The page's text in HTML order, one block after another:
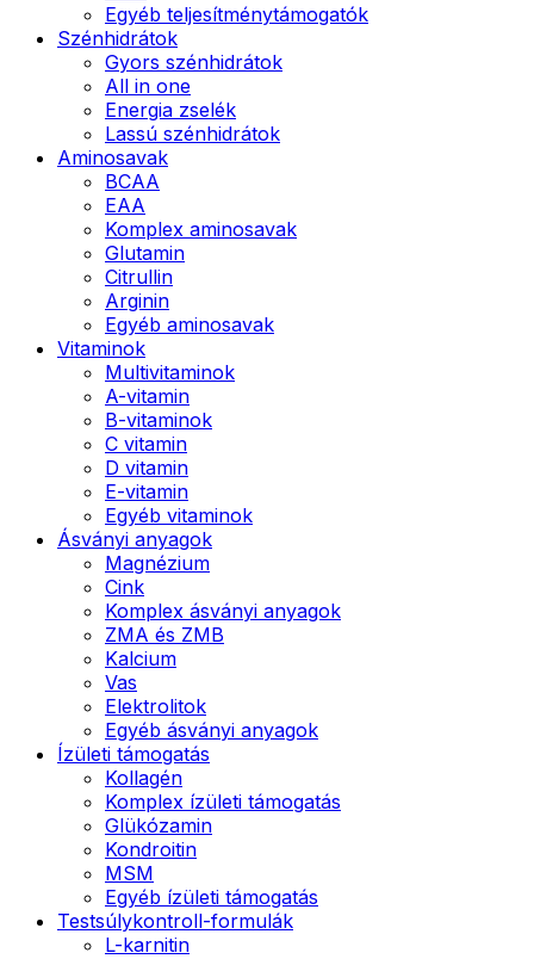
Egyéb teljesítménytámogatók
Szénhidrátok
Gyors szénhidrátok
All in one
Energia zselék
Lassú szénhidrátok
Aminosavak
BCAA
EAA
Komplex aminosavak
Glutamin
Citrullin
Arginin
Egyéb aminosavak
Vitaminok
Multivitaminok
A-vitamin
B-vitaminok
C vitamin
D vitamin
E-vitamin
Egyéb vitaminok
Ásványi anyagok
Magnézium
Cink
Komplex ásványi anyagok
ZMA és ZMB
Kalcium
Vas
Elektrolitok
Egyéb ásványi anyagok
Ízületi támogatás
Kollagén
Komplex ízületi támogatás
Glükózamin
Kondroitin
MSM
Egyéb ízületi támogatás
Testsúlykontroll-formulák
L-karnitin